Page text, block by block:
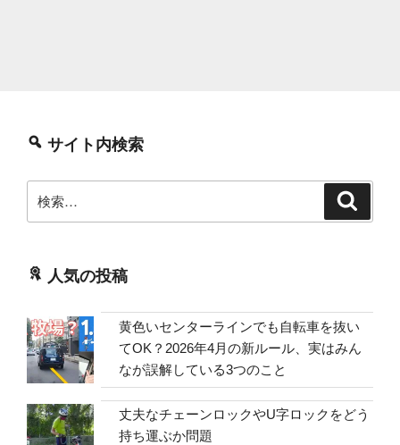
サイト内検索
索:
人気の投稿
黄色いセンターラインでも自転車を抜い
てOK？2026年4月の新ルール、実はみん
なが誤解している3つのこと
丈夫なチェーンロックやU字ロックをどう
持ち運ぶか問題